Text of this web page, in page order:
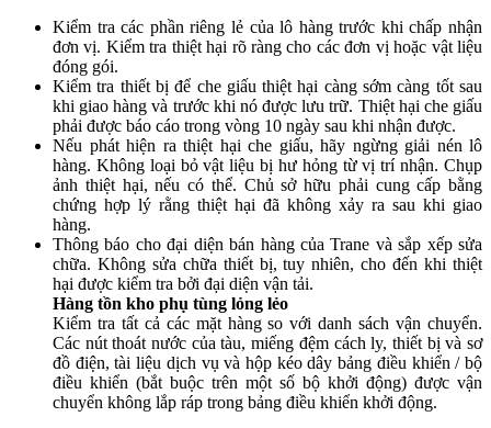
Kiểm tra các phần riêng lẻ của lô hàng trước khi chấp nhận
đơn vị. Kiểm tra thiệt hại rõ ràng cho các đơn vị hoặc vật liệu
đóng gói.
Kiểm tra thiết bị để che giấu thiệt hại càng sớm càng tốt sau
khi giao hàng và trước khi nó được lưu trữ. Thiệt hại che giấu
phải được báo cáo trong vòng 10 ngày sau khi nhận được.
Nếu phát hiện ra thiệt hại che giấu, hãy ngừng giải nén lô
hàng. Không loại bỏ vật liệu bị hư hỏng từ vị trí nhận. Chụp
ảnh thiệt hại, nếu có thể. Chủ sở hữu phải cung cấp bằng
chứng hợp lý rằng thiệt hại đã không xảy ra sau khi giao
hàng.
Thông báo cho đại diện bán hàng của Trane và sắp xếp sửa
chữa. Không sửa chữa thiết bị, tuy nhiên, cho đến khi thiệt
hại được kiểm tra bởi đại diện vận tải.
Hàng tồn kho phụ tùng lỏng lẻo
Kiểm tra tất cả các mặt hàng so với danh sách vận chuyển.
Các nút thoát nước của tàu, miếng đệm cách ly, thiết bị và sơ
đồ điện, tài liệu dịch vụ và hộp kéo dây bảng điều khiển / bộ
điều khiển (bắt buộc trên một số bộ khởi động) được vận
chuyển không lắp ráp trong bảng điều khiển khởi động.